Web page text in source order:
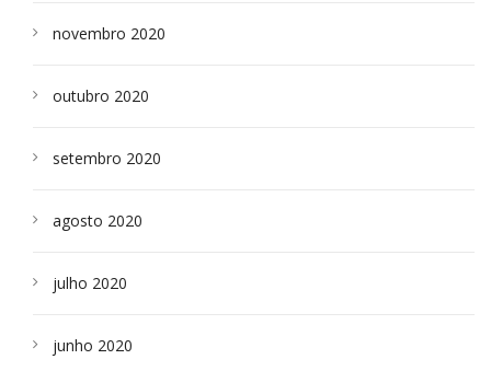
novembro 2020
outubro 2020
setembro 2020
agosto 2020
julho 2020
junho 2020